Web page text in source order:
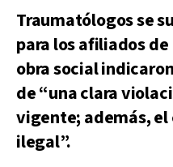
Traumatólogos se
para los afiliados de
obra social
de “una clara
vigente; además, el
ilegal”.